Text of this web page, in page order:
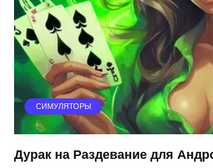
СИМУЛЯТОРЫ
Дурак на Раздевание для